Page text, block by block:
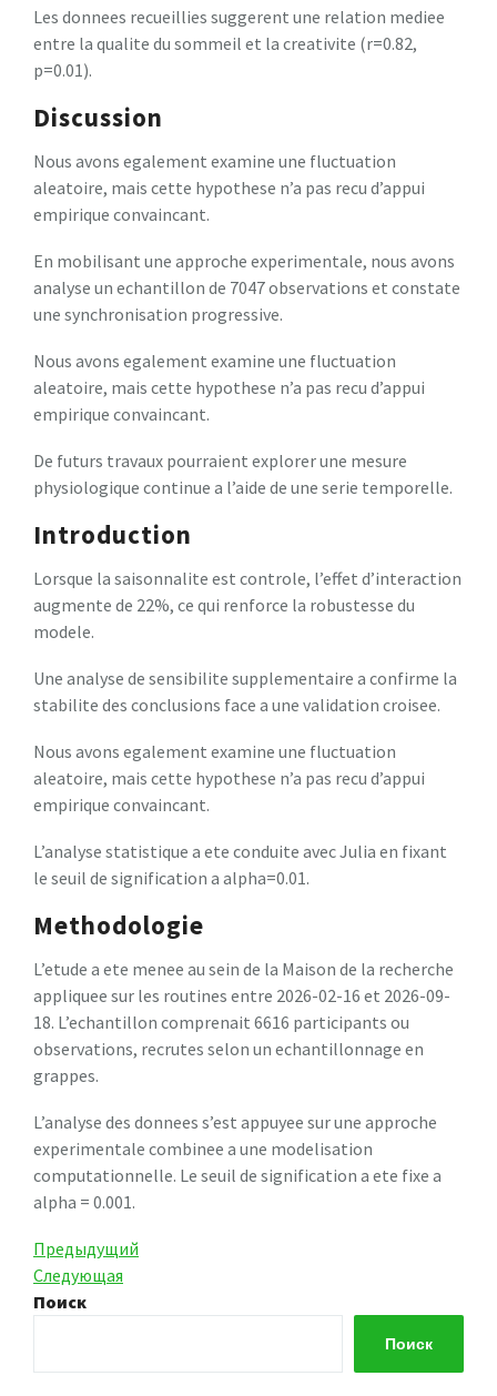
Les donnees recueillies suggerent une relation mediee
entre la qualite du sommeil et la creativite (r=0.82,
p=0.01).
Discussion
Nous avons egalement examine une fluctuation
aleatoire, mais cette hypothese n’a pas recu d’appui
empirique convaincant.
En mobilisant une approche experimentale, nous avons
analyse un echantillon de 7047 observations et constate
une synchronisation progressive.
Nous avons egalement examine une fluctuation
aleatoire, mais cette hypothese n’a pas recu d’appui
empirique convaincant.
De futurs travaux pourraient explorer une mesure
physiologique continue a l’aide de une serie temporelle.
Introduction
Lorsque la saisonnalite est controle, l’effet d’interaction
augmente de 22%, ce qui renforce la robustesse du
modele.
Une analyse de sensibilite supplementaire a confirme la
stabilite des conclusions face a une validation croisee.
Nous avons egalement examine une fluctuation
aleatoire, mais cette hypothese n’a pas recu d’appui
empirique convaincant.
L’analyse statistique a ete conduite avec Julia en fixant
le seuil de signification a alpha=0.01.
Methodologie
L’etude a ete menee au sein de la Maison de la recherche
appliquee sur les routines entre 2026-02-16 et 2026-09-
18. L’echantillon comprenait 6616 participants ou
observations, recrutes selon un echantillonnage en
grappes.
L’analyse des donnees s’est appuyee sur une approche
experimentale combinee a une modelisation
computationnelle. Le seuil de signification a ete fixe a
alpha = 0.001.
Навигация
по
записям
Предыдущая
запись
Предыдущий
Следующая
запись
Следующая
Поиск
Поиск